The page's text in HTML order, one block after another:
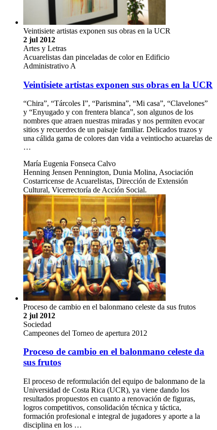
Veintisiete artistas exponen sus obras en la UCR
2 jul 2012
Artes y Letras
Acuarelistas dan pinceladas de color en Edificio
Administrativo A
Veintisiete artistas exponen sus obras en la UCR
“Chira”, “Tárcoles I”, “Parismina”, “Mi casa”, “Clavelones”
y “Enyugado y con frentera blanca”, son algunos de los
nombres que atraen nuestras miradas y nos permiten evocar
sitios y recuerdos de un paisaje familiar. Delicados trazos y
una cálida gama de colores dan vida a veintiocho acuarelas de
…
María Eugenia Fonseca Calvo
Henning Jensen Pennington, Dunia Molina, Asociación
Costarricense de Acuarelistas, Dirección de Extensión
Cultural, Vicerrectoría de Acción Social.
Proceso de cambio en el balonmano celeste da sus frutos
2 jul 2012
Sociedad
Campeones del Torneo de apertura 2012
Proceso de cambio en el balonmano celeste da
sus frutos
El proceso de reformulación del equipo de balonmano de la
Universidad de Costa Rica (UCR), ya viene dando los
resultados propuestos en cuanto a renovación de figuras,
logros competitivos, consolidación técnica y táctica,
formación profesional e integral de jugadores y aporte a la
disciplina en los …